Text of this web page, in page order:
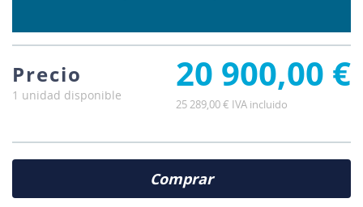
Precio
1 unidad disponible 20 900,00 €
25 289,00 € IVA incluido
Comprar